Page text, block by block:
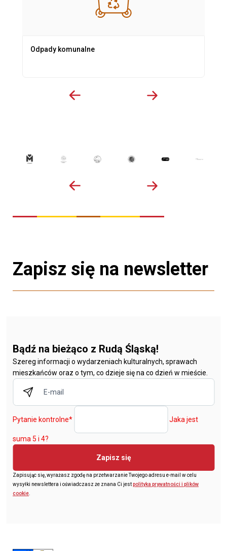
Odpady komunalne
Zapisz się na newsletter
Bądź na bieżąco z Rudą Śląską!
Szereg informacji o wydarzeniach kulturalnych, sprawach
mieszkańców oraz o tym, co dzieje się na co dzień w mieście.
Pytanie kontrolne* Jaka jest
suma 5 i 4?
Zapisz się
Zapisując się, wyrażasz zgodę na przetwarzanie Twojego adresu e-mail w celu
wysyłki newslettera i oświadczasz że znana Ci jestpolityka prywatności i plików
cookie.